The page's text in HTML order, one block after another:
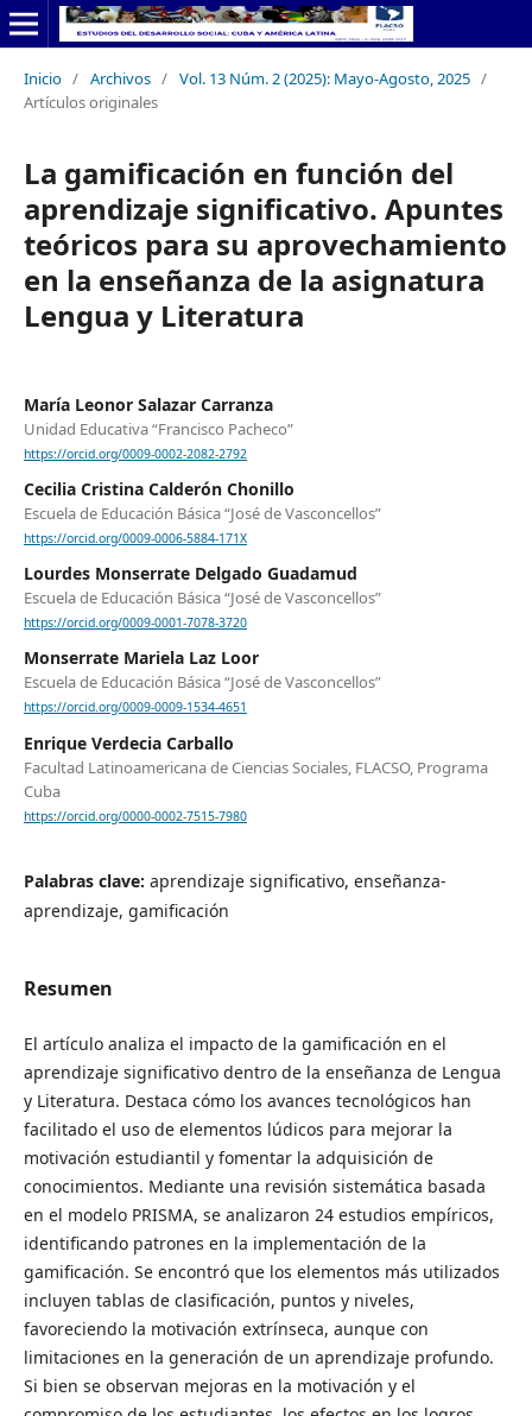
Inicio / Archivos / Vol. 13 Núm. 2 (2025): Mayo-Agosto, 2025 /
Artículos originales
La gamificación en función del
aprendizaje significativo. Apuntes
teóricos para su aprovechamiento
en la enseñanza de la asignatura
Lengua y Literatura
María Leonor Salazar Carranza
Unidad Educativa “Francisco Pacheco”
https://orcid.org/0009-0002-2082-2792
Cecilia Cristina Calderón Chonillo
Escuela de Educación Básica “José de Vasconcellos”
https://orcid.org/0009-0006-5884-171X
Lourdes Monserrate Delgado Guadamud
Escuela de Educación Básica “José de Vasconcellos”
https://orcid.org/0009-0001-7078-3720
Monserrate Mariela Laz Loor
Escuela de Educación Básica “José de Vasconcellos”
https://orcid.org/0009-0009-1534-4651
Enrique Verdecia Carballo
Facultad Latinoamericana de Ciencias Sociales, FLACSO, Programa
Cuba
https://orcid.org/0000-0002-7515-7980
Palabras clave: aprendizaje significativo, enseñanza-
aprendizaje, gamificación
Resumen
El artículo analiza el impacto de la gamificación en el
aprendizaje significativo dentro de la enseñanza de Lengua
y Literatura. Destaca cómo los avances tecnológicos han
facilitado el uso de elementos lúdicos para mejorar la
motivación estudiantil y fomentar la adquisición de
conocimientos. Mediante una revisión sistemática basada
en el modelo PRISMA, se analizaron 24 estudios empíricos,
identificando patrones en la implementación de la
gamificación. Se encontró que los elementos más utilizados
incluyen tablas de clasificación, puntos y niveles,
favoreciendo la motivación extrínseca, aunque con
limitaciones en la generación de un aprendizaje profundo.
Si bien se observan mejoras en la motivación y el